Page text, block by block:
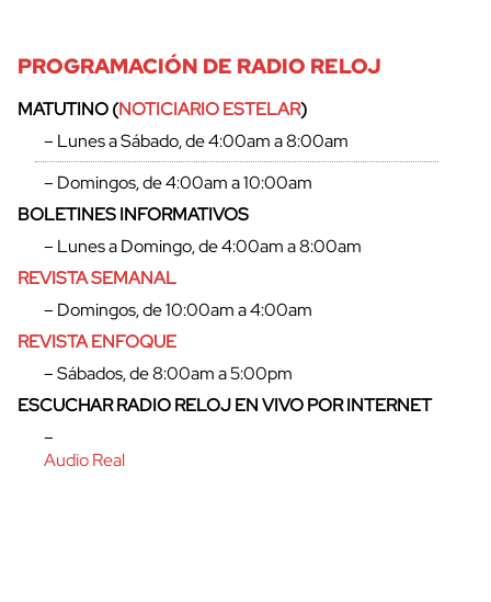
PROGRAMACIÓN DE RADIO RELOJ
MATUTINO (NOTICIARIO ESTELAR)
– Lunes a Sábado, de 4:00am a 8:00am
– Domingos, de 4:00am a 10:00am
BOLETINES INFORMATIVOS
– Lunes a Domingo, de 4:00am a 8:00am
REVISTA SEMANAL
– Domingos, de 10:00am a 4:00am
REVISTA ENFOQUE
– Sábados, de 8:00am a 5:00pm
ESCUCHAR RADIO RELOJ EN VIVO POR INTERNET
–
Audio Real